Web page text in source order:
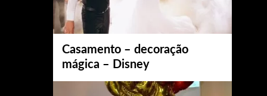
Casamento – decoração
mágica – Disney